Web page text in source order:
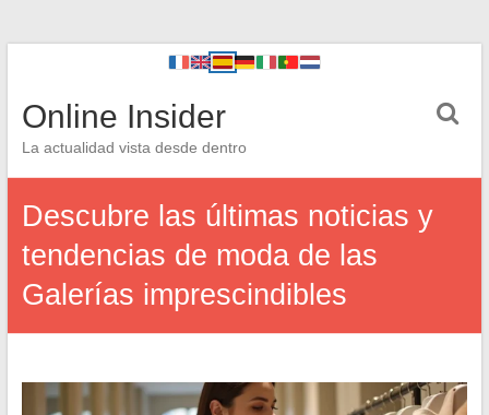
Online Insider
La actualidad vista desde dentro
Descubre las últimas noticias y
tendencias de moda de las
Galerías imprescindibles